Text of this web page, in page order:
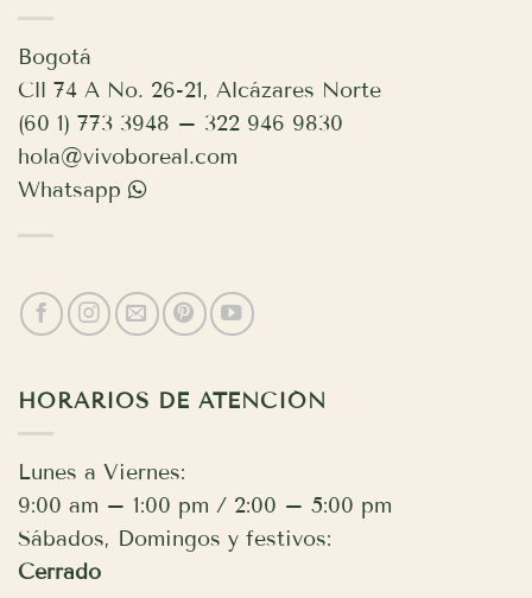
Bogotá
Cll 74 A No. 26-21, Alcázares Norte
(60 1) 773 3948 – 322 946 9830
hola@vivoboreal.com
Whatsapp
HORARIOS DE ATENCIÓN
Lunes a Viernes:
9:00 am – 1:00 pm / 2:00 – 5:00 pm
Sábados, Domingos y festivos:
Cerrado